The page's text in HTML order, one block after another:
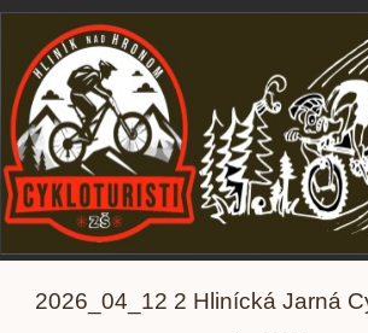
2026_04_12 2 Hlinícká Jarná